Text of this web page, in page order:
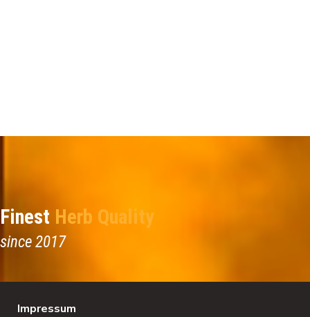
Finest Herb Quality
since 2017
Impressum